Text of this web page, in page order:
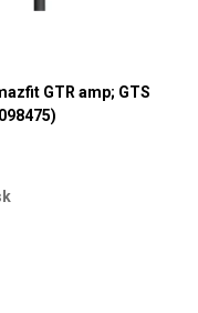
GTR amp; GTS